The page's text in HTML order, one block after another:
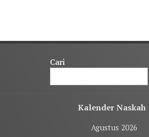
Cari
Kalender Naskah
Agustus 2026